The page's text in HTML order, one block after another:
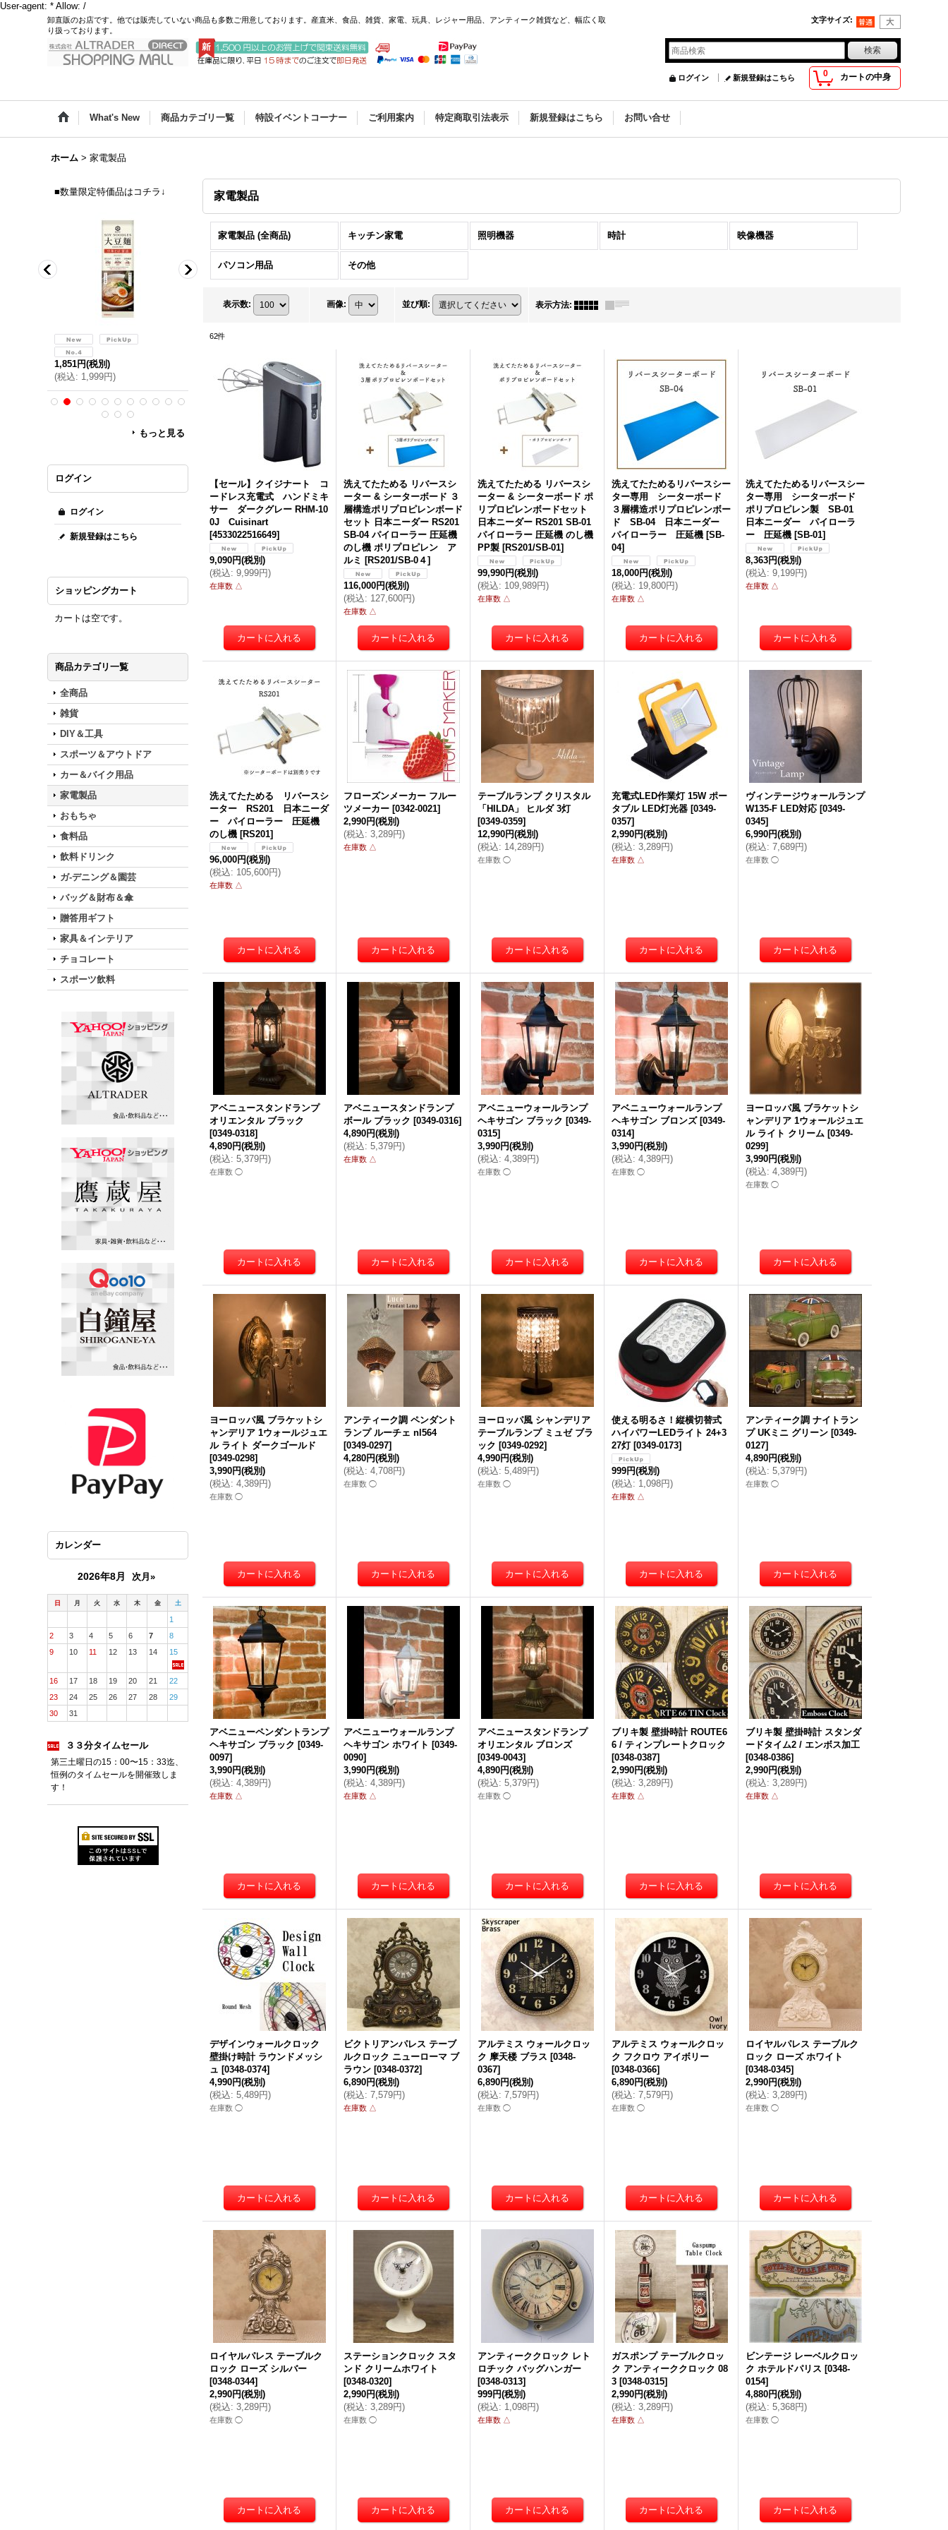
User-agent: * Allow: /
卸直販のお店です。他では販売していない商品も多数ご用意しております。産直米、食品、雑貨、家電、玩具、レジャー用品、アンティーク雑貨など、幅広く取
り扱っております。
文字サイズ:
0 カートの中身
ログイン 新規登録はこちら
What's New 商品カテゴリ一覧 特設イベントコーナー ご利用案内 特定商取引法表示 新規登録はこちら お問い合せ
ホーム > 家電製品
■数量限定特価品はコチラ↓
1,851円(税別)
(税込: 1,999円)
: 2,374円) 税込: 3,238円)
(税込: 2,390円)
もっと見る
ログイン
ログイン
新規登録はこちら
ショッピングカート
カートは空です。
商品カテゴリ一覧
全商品
雑貨
DIY＆工具
スポーツ＆アウトドア
カー＆バイク用品
家電製品
おもちゃ
食料品
飲料ドリンク
ガ-デニング＆園芸
バッグ＆財布＆傘
贈答用ギフト
家具＆インテリア
チョコレート
スポーツ飲料
カレンダー
2026年8月 次月»
日 月 火 水 木 金 土
1
2
3 4 5 6 7
8
9
10 11 12 13 14 15
16 17 18 19 20 21
22
23
24 25 26 27 28
29
30
31
３３分タイムセール
第三土曜日の15：00〜15：33迄、
恒例のタイムセールを開催致しま
す！
家電製品
家電製品 (全商品) キッチン家電 照明機器 時計 映像機器
パソコン用品 その他
表示数: 画像: 並び順: 表示方法:
62件
【セール】クイジナート コ
ードレス充電式 ハンドミキ
サー ダークグレー RHM-10
0J Cuisinart
[4533022516649]
9,090円(税別)
(税込: 9,999円)
在庫数 △
洗えてたためる リバースシ
ーター & シーターボード ３
層構造ポリプロピレンボード
セット 日本ニーダー RS201
SB-04 パイローラー 圧延機
のし機 ポリプロピレン ア
ルミ [RS201/SB-0４]
116,000円(税別)
(税込: 127,600円)
在庫数 △
洗えてたためる リバースシ
ーター & シーターボード ポ
リプロピレンボードセット
日本ニーダー RS201 SB-01
パイローラー 圧延機 のし機
PP製 [RS201/SB-01]
99,990円(税別)
(税込: 109,989円)
在庫数 △
洗えてたためるリバースシー
ター専用 シーターボード
３層構造ポリプロピレンボー
ド SB-04 日本ニーダー
パイローラー 圧延機 [SB-
04]
18,000円(税別)
(税込: 19,800円)
在庫数 △
洗えてたためるリバースシー
ター専用 シーターボード
ポリプロピレン製 SB-01
日本ニーダー パイローラ
ー 圧延機 [SB-01]
8,363円(税別)
(税込: 9,199円)
在庫数 △
洗えてたためる リバースシ
ーター RS201 日本ニーダ
ー パイローラー 圧延機
のし機 [RS201]
96,000円(税別)
(税込: 105,600円)
在庫数 △
フローズンメーカー フルー
ツメーカー [0342-0021]
2,990円(税別)
(税込: 3,289円)
在庫数 △
テーブルランプ クリスタル
「HILDA」 ヒルダ 3灯
[0349-0359]
12,990円(税別)
(税込: 14,289円)
在庫数 ◯
充電式LED作業灯 15W ポー
タブル LED灯光器 [0349-
0357]
2,990円(税別)
(税込: 3,289円)
在庫数 △
ヴィンテージウォールランプ
W135-F LED対応 [0349-
0345]
6,990円(税別)
(税込: 7,689円)
在庫数 ◯
アベニュースタンドランプ
オリエンタル ブラック
[0349-0318]
4,890円(税別)
(税込: 5,379円)
在庫数 ◯
アベニュースタンドランプ
ボール ブラック [0349-0316]
4,890円(税別)
(税込: 5,379円)
在庫数 △
アベニューウォールランプ
ヘキサゴン ブラック [0349-
0315]
3,990円(税別)
(税込: 4,389円)
在庫数 ◯
アベニューウォールランプ
ヘキサゴン ブロンズ [0349-
0314]
3,990円(税別)
(税込: 4,389円)
在庫数 ◯
ヨーロッパ風 ブラケットシ
ャンデリア 1ウォールジュエ
ル ライト クリーム [0349-
0299]
3,990円(税別)
(税込: 4,389円)
在庫数 ◯
ヨーロッパ風 ブラケットシ
ャンデリア 1ウォールジュエ
ル ライト ダークゴールド
[0349-0298]
3,990円(税別)
(税込: 4,389円)
在庫数 ◯
アンティーク調 ペンダント
ランプ ルーチェ nl564
[0349-0297]
4,280円(税別)
(税込: 4,708円)
在庫数 ◯
ヨーロッパ風 シャンデリア
テーブルランプ ミュゼ ブラ
ック [0349-0292]
4,990円(税別)
(税込: 5,489円)
在庫数 ◯
使える明るさ！縦横切替式
ハイパワーLEDライト 24+3
27灯 [0349-0173]
999円(税別)
(税込: 1,098円)
在庫数 △
アンティーク調 ナイトラン
プ UKミニ グリーン [0349-
0127]
4,890円(税別)
(税込: 5,379円)
在庫数 ◯
アベニューペンダントランプ
ヘキサゴン ブラック [0349-
0097]
3,990円(税別)
(税込: 4,389円)
在庫数 △
アベニューウォールランプ
ヘキサゴン ホワイト [0349-
0090]
3,990円(税別)
(税込: 4,389円)
在庫数 △
アベニュースタンドランプ
オリエンタル ブロンズ
[0349-0043]
4,890円(税別)
(税込: 5,379円)
在庫数 ◯
ブリキ製 壁掛時計 ROUTE6
6 / ティンプレートクロック
[0348-0387]
2,990円(税別)
(税込: 3,289円)
在庫数 △
ブリキ製 壁掛時計 スタンダ
ードタイム2 / エンボス加工
[0348-0386]
2,990円(税別)
(税込: 3,289円)
在庫数 △
デザインウォールクロック
壁掛け時計 ラウンドメッシ
ュ [0348-0374]
4,990円(税別)
(税込: 5,489円)
在庫数 ◯
ビクトリアンパレス テーブ
ルクロック ニューローマ ブ
ラウン [0348-0372]
6,890円(税別)
(税込: 7,579円)
在庫数 △
アルテミス ウォールクロッ
ク 摩天楼 ブラス [0348-
0367]
6,890円(税別)
(税込: 7,579円)
在庫数 ◯
アルテミス ウォールクロッ
ク フクロウ アイボリー
[0348-0366]
6,890円(税別)
(税込: 7,579円)
在庫数 ◯
ロイヤルパレス テーブルク
ロック ローズ ホワイト
[0348-0345]
2,990円(税別)
(税込: 3,289円)
在庫数 ◯
ロイヤルパレス テーブルク
ロック ローズ シルバー
[0348-0344]
2,990円(税別)
(税込: 3,289円)
在庫数 ◯
ステーションクロック スタ
ンド クリームホワイト
[0348-0320]
2,990円(税別)
(税込: 3,289円)
在庫数 ◯
アンティーククロック レト
ロチック バッグハンガー
[0348-0313]
999円(税別)
(税込: 1,098円)
在庫数 △
ガスポンプ テーブルクロッ
ク アンティーククロック 08
3 [0348-0315]
2,990円(税別)
(税込: 3,289円)
在庫数 △
ビンテージ レーベルクロッ
ク ホテルドパリス [0348-
0154]
4,880円(税別)
(税込: 5,368円)
在庫数 ◯